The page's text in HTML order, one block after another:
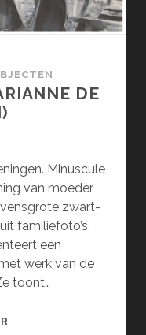
DE
Minuscule
van moeder,
zwart-
familiefoto’s.
een
werk van de
toont…